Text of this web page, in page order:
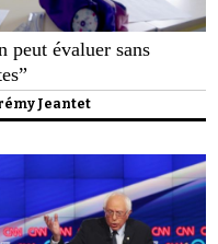
peut évaluer sans
Jeantet